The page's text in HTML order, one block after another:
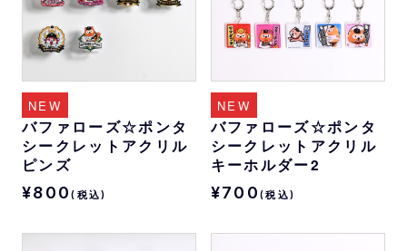
NEW
バファローズ☆ポンタ
シークレットアクリル
ピンズ
¥800(税込)
NEW
バファローズ☆ポンタ
シークレットアクリル
キーホルダー2
¥700(税込)